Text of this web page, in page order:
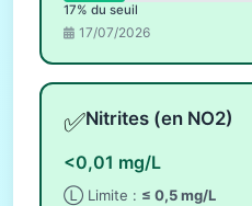
17% du seuil
17/07/2026
✅Nitrites (en NO2)
<0,01 mg/L
Ⓛ Limite : ≤ 0,5 mg/L